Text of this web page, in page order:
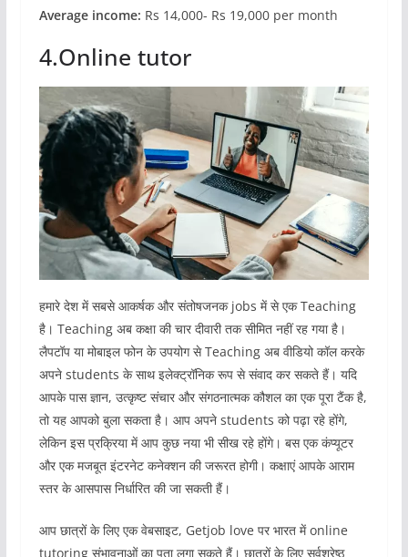
Average income: Rs 14,000- Rs 19,000 per month
4.Online tutor
हमारे देश में सबसे आकर्षक और संतोषजनक jobs में से एक Teaching
है। Teaching अब कक्षा की चार दीवारी तक सीमित नहीं रह गया है।
लैपटॉप या मोबाइल फोन के उपयोग से Teaching अब वीडियो कॉल करके
अपने students के साथ इलेक्ट्रॉनिक रूप से संवाद कर सकते हैं। यदि
आपके पास ज्ञान, उत्कृष्ट संचार और संगठनात्मक कौशल का एक पूरा टैंक है,
तो यह आपको बुला सकता है। आप अपने students को पढ़ा रहे होंगे,
लेकिन इस प्रक्रिया में आप कुछ नया भी सीख रहे होंगे। बस एक कंप्यूटर
और एक मजबूत इंटरनेट कनेक्शन की जरूरत होगी। कक्षाएं आपके आराम
स्तर के आसपास निर्धारित की जा सकती हैं।
आप छात्रों के लिए एक वेबसाइट, Getjob love पर भारत में online
tutoring संभावनाओं का पता लगा सकते हैं। छात्रों के लिए सर्वश्रेष्ठ